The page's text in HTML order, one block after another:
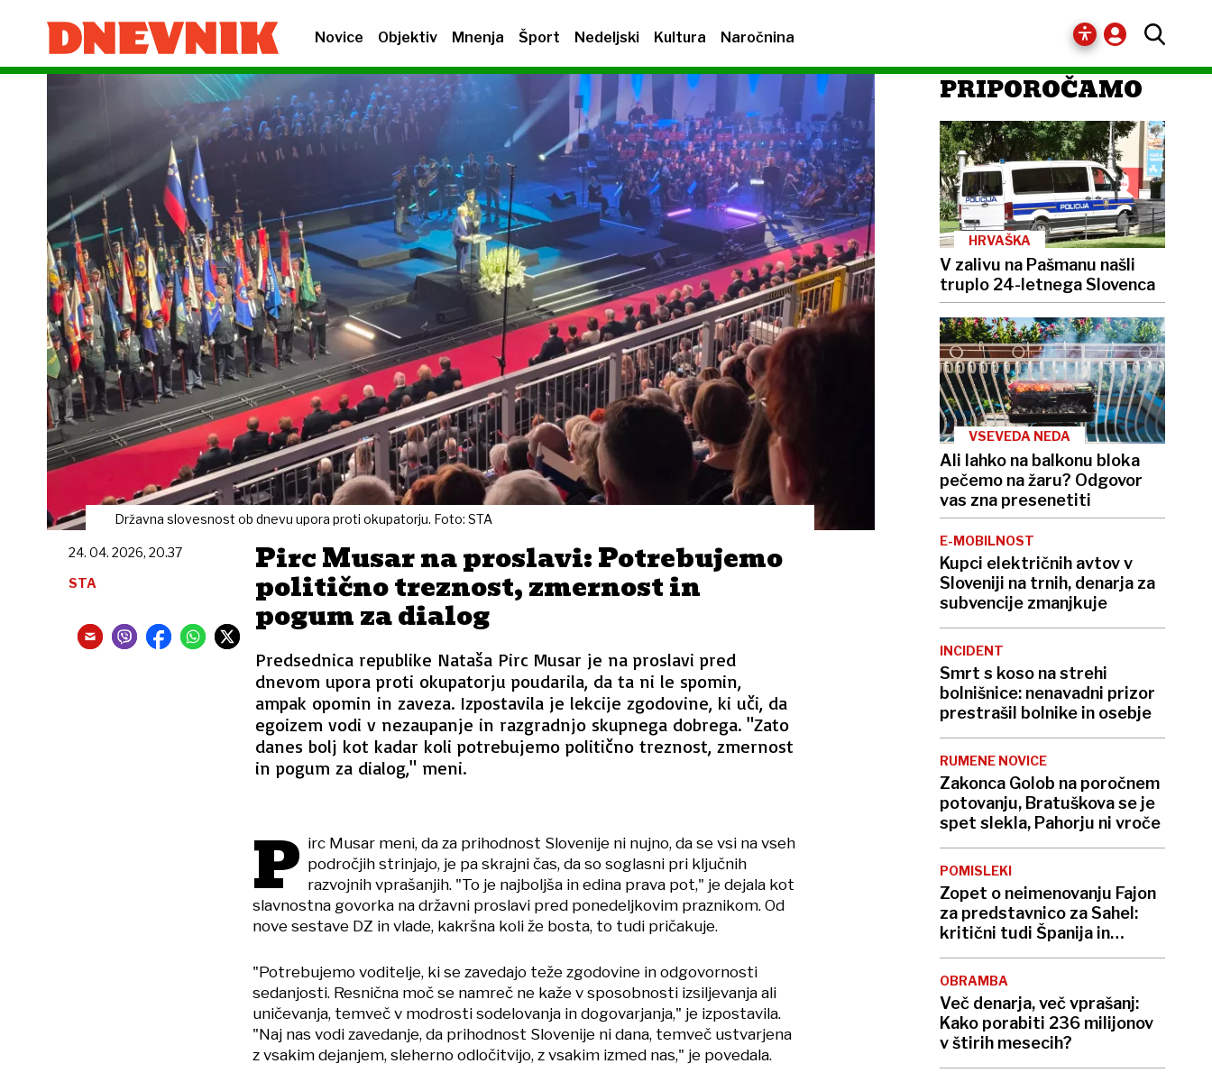
Novice Objektiv Mnenja Šport Nedeljski Kultura Naročnina
Državna slovesnost ob dnevu upora proti okupatorju. Foto: STA
Pirc Musar na proslavi: Potrebujemo
politično treznost, zmernost in
pogum za dialog
Predsednica republike Nataša Pirc Musar je na proslavi pred
dnevom upora proti okupatorju poudarila, da ta ni le spomin,
ampak opomin in zaveza. Izpostavila je lekcije zgodovine, ki uči, da
egoizem vodi v nezaupanje in razgradnjo skupnega dobrega. "Zato
danes bolj kot kadar koli potrebujemo politično treznost, zmernost
in pogum za dialog," meni.
24. 04. 2026, 20.37
STA
P irc Musar meni, da za prihodnost Slovenije ni nujno, da se vsi na vseh
področjih strinjajo, je pa skrajni čas, da so soglasni pri ključnih
razvojnih vprašanjih. "To je najboljša in edina prava pot," je dejala kot
slavnostna govorka na državni proslavi pred ponedeljkovim praznikom. Od
nove sestave DZ in vlade, kakršna koli že bosta, to tudi pričakuje.
"Potrebujemo voditelje, ki se zavedajo teže zgodovine in odgovornosti
sedanjosti. Resnična moč se namreč ne kaže v sposobnosti izsiljevanja ali
uničevanja, temveč v modrosti sodelovanja in dogovarjanja," je izpostavila.
"Naj nas vodi zavedanje, da prihodnost Slovenije ni dana, temveč ustvarjena
z vsakim dejanjem, sleherno odločitvijo, z vsakim izmed nas," je povedala.
PRIPOROČAMO
HRVAŠKA
V zalivu na Pašmanu našli
truplo 24-letnega Slovenca
VSEVEDA NEDA
Ali lahko na balkonu bloka
pečemo na žaru? Odgovor
vas zna presenetiti
E-MOBILNOST
Kupci električnih avtov v
Sloveniji na trnih, denarja za
subvencije zmanjkuje
INCIDENT
Smrt s koso na strehi
bolnišnice: nenavadni prizor
prestrašil bolnike in osebje
RUMENE NOVICE
Zakonca Golob na poročnem
potovanju, Bratuškova se je
spet slekla, Pahorju ni vroče
POMISLEKI
Zopet o neimenovanju Fajon
za predstavnico za Sahel:
kritični tudi Španija in
Francija
OBRAMBA
Več denarja, več vprašanj:
Kako porabiti 236 milijonov
v štirih mesecih?